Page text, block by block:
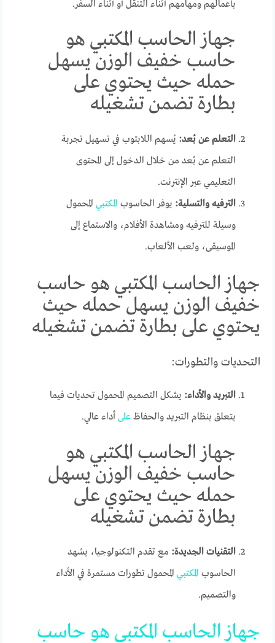
بأعمالهم ومهامهم أثناء التنقل أو أثناء السفر.
جهاز الحاسب المكتبي هو
حاسب خفيف الوزن يسهل
حمله حيث يحتوي على
بطارة تضمن تشغيله
التعلم عن بُعد: يُسهم اللابتوب في تسهيل تجربة
التعلم عن بُعد من خلال الدخول إلى المحتوى
التعليمي عبر الإنترنت.
الترفيه والتسلية: يوفر الحاسوب المكتبي المحمول
وسيلة للترفيه ومشاهدة الأفلام، والاستماع إلى
الموسيقى، ولعب الألعاب.
جهاز الحاسب المكتبي هو حاسب
خفيف الوزن يسهل حمله حيث
يحتوي على بطارة تضمن تشغيله
التحديات والتطورات:
التبريد والأداء: يشكل التصميم المحمول تحديات فيما
يتعلق بنظام التبريد والحفاظعلى أداء عالي.
جهاز الحاسب المكتبي هو
حاسب خفيف الوزن يسهل
حمله حيث يحتوي على
بطارة تضمن تشغيله
التقنيات الجديدة: مع تقدم التكنولوجيا، يشهد
الحاسوب المكتبي المحمول تطورات مستمرة في الأداء
والتصميم.
جهاز الحاسب المكتبي هو حاسب